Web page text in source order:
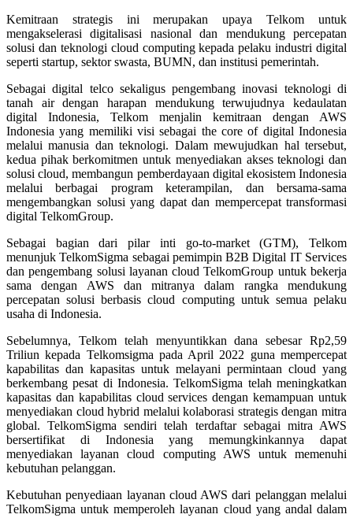
Kemitraan strategis ini merupakan upaya Telkom untuk
mengakselerasi digitalisasi nasional dan mendukung percepatan
solusi dan teknologi cloud computing kepada pelaku industri digital
seperti startup, sektor swasta, BUMN, dan institusi pemerintah.
Sebagai digital telco sekaligus pengembang inovasi teknologi di
tanah air dengan harapan mendukung terwujudnya kedaulatan
digital Indonesia, Telkom menjalin kemitraan dengan AWS
Indonesia yang memiliki visi sebagai the core of digital Indonesia
melalui manusia dan teknologi. Dalam mewujudkan hal tersebut,
kedua pihak berkomitmen untuk menyediakan akses teknologi dan
solusi cloud, membangun pemberdayaan digital ekosistem Indonesia
melalui berbagai program keterampilan, dan bersama-sama
mengembangkan solusi yang dapat dan mempercepat transformasi
digital TelkomGroup.
Sebagai bagian dari pilar inti go-to-market (GTM), Telkom
menunjuk TelkomSigma sebagai pemimpin B2B Digital IT Services
dan pengembang solusi layanan cloud TelkomGroup untuk bekerja
sama dengan AWS dan mitranya dalam rangka mendukung
percepatan solusi berbasis cloud computing untuk semua pelaku
usaha di Indonesia.
Sebelumnya, Telkom telah menyuntikkan dana sebesar Rp2,59
Triliun kepada Telkomsigma pada April 2022 guna mempercepat
kapabilitas dan kapasitas untuk melayani permintaan cloud yang
berkembang pesat di Indonesia. TelkomSigma telah meningkatkan
kapasitas dan kapabilitas cloud services dengan kemampuan untuk
menyediakan cloud hybrid melalui kolaborasi strategis dengan mitra
global. TelkomSigma sendiri telah terdaftar sebagai mitra AWS
bersertifikat di Indonesia yang memungkinkannya dapat
menyediakan layanan cloud computing AWS untuk memenuhi
kebutuhan pelanggan.
Kebutuhan penyediaan layanan cloud AWS dari pelanggan melalui
TelkomSigma untuk memperoleh layanan cloud yang andal dalam